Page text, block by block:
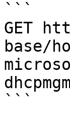
```
GET
base/
```